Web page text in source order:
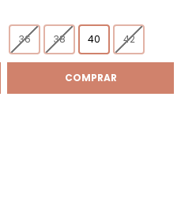
36 38 40 42
COMPRAR